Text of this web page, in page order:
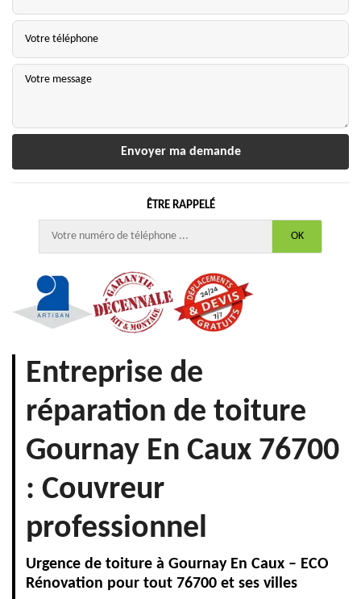
ÊTRE RAPPELÉ
Entreprise de
réparation de toiture
Gournay En Caux 76700
: Couvreur
professionnel
Urgence de toiture à Gournay En Caux – ECO
Rénovation pour tout 76700 et ses villes